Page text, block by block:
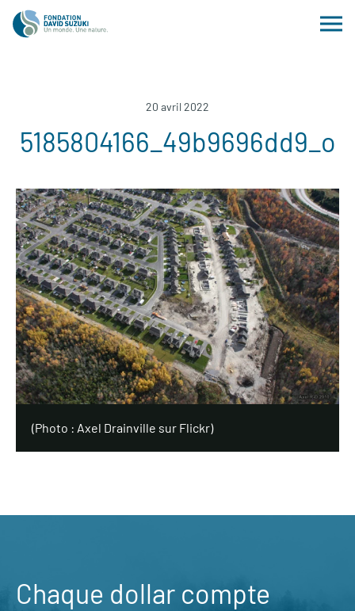
20 avril 2022
5185804166_49b9696dd9_o
(Photo : Axel Drainville sur Flickr)
Chaque dollar compte